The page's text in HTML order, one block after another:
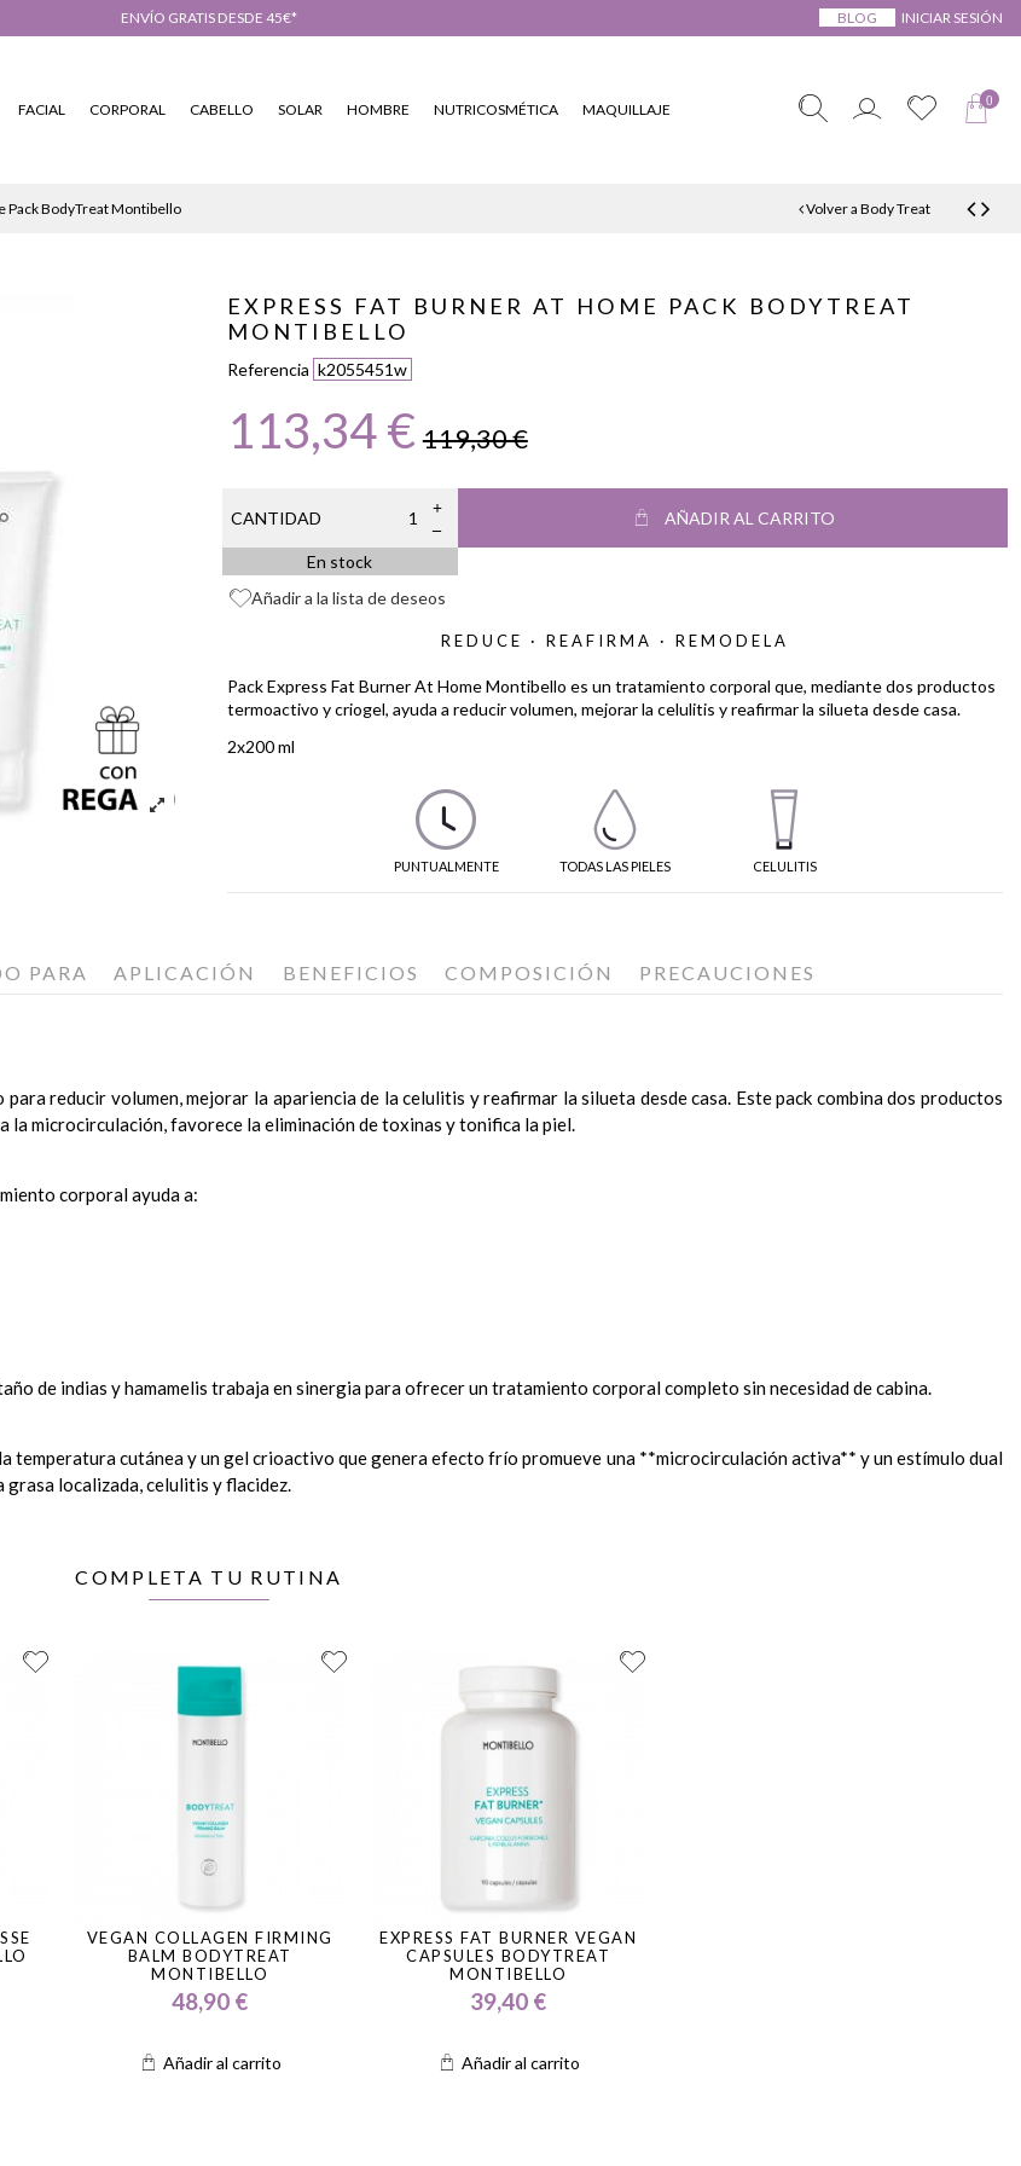
ENVÍO GRATIS DESDE 45€* BLOG INICIAR SESIÓN
FACIAL CORPORAL CABELLO SOLAR HOMBRE NUTRICOSMÉTICA MAQUILLAJE
0
Pack BodyTreat Montibello Volver a Body Treat
EXPRESS FAT BURNER AT HOME PACK BODYTREAT
MONTIBELLO
Referencia k2055451w
113,34 € 119,30 €
CANTIDAD AÑADIR AL CARRITO
En stock
Añadir a la lista de deseos
REDUCE · REAFIRMA · REMODELA
Pack Express Fat Burner At Home Montibello es un tratamiento corporal que, mediante dos productos
termoactivo y criogel, ayuda a reducir volumen, mejorar la celulitis y reafirmar la silueta desde casa.
2x200 ml
PUNTUALMENTE TODAS LAS PIELES CELULITIS
PARA APLICACIÓN BENEFICIOS COMPOSICIÓN PRECAUCIONES
reducir volumen, mejorar la apariencia de la celulitis y reafirmar la silueta desde casa. Este pack combina dos productos
microcirculación, favorece la eliminación de toxinas y tonifica la piel.
corporal ayuda a:
de indias y hamamelis trabaja en sinergia para ofrecer un tratamiento corporal completo sin necesidad de cabina.
temperatura cutánea y un gel crioactivo que genera efecto frío promueve una **microcirculación activa** y un estímulo dual
localizada, celulitis y flacidez.
COMPLETA TU RUTINA
VEGAN COLLAGEN FIRMING
BALM BODYTREAT
MONTIBELLO
48,90 €
Añadir al carrito
EXPRESS FAT BURNER VEGAN
CAPSULES BODYTREAT
MONTIBELLO
39,40 €
Añadir al carrito